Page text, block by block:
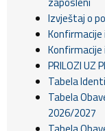
Izvještaj o
Konfirmacije
Konfirmacije
PRILOZI UZ
Tabela
Tabela
2026/2027